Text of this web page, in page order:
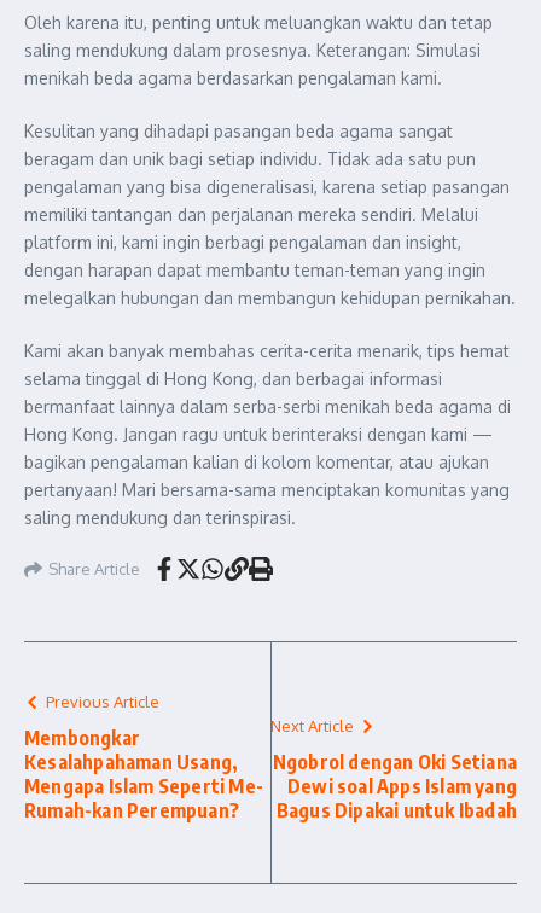
Oleh karena itu, penting untuk meluangkan waktu dan tetap
saling mendukung dalam prosesnya. Keterangan: Simulasi
menikah beda agama berdasarkan pengalaman kami.
Kesulitan yang dihadapi pasangan beda agama sangat
beragam dan unik bagi setiap individu. Tidak ada satu pun
pengalaman yang bisa digeneralisasi, karena setiap pasangan
memiliki tantangan dan perjalanan mereka sendiri. Melalui
platform ini, kami ingin berbagi pengalaman dan insight,
dengan harapan dapat membantu teman-teman yang ingin
melegalkan hubungan dan membangun kehidupan pernikahan.
Kami akan banyak membahas cerita-cerita menarik, tips hemat
selama tinggal di Hong Kong, dan berbagai informasi
bermanfaat lainnya dalam serba-serbi menikah beda agama di
Hong Kong. Jangan ragu untuk berinteraksi dengan kami —
bagikan pengalaman kalian di kolom komentar, atau ajukan
pertanyaan! Mari bersama-sama menciptakan komunitas yang
saling mendukung dan terinspirasi.
Share Article
Previous Article
Membongkar
Kesalahpahaman Usang,
Mengapa Islam Seperti Me-
Rumah-kan Perempuan?
Next Article
Ngobrol dengan Oki Setiana
Dewi soal Apps Islam yang
Bagus Dipakai untuk Ibadah